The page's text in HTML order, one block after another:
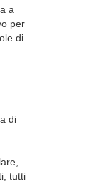
a
per
di
di
tutti